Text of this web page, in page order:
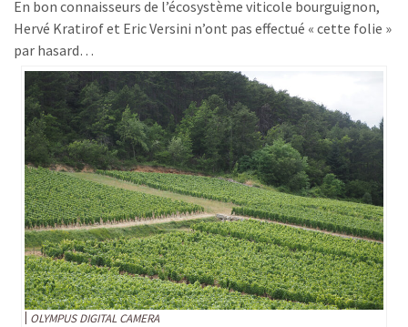
En bon connaisseurs de l’écosystème viticole bourguignon,
Hervé Kratirof et Eric Versini n’ont pas effectué « cette folie »
par hasard…
OLYMPUS DIGITAL CAMERA